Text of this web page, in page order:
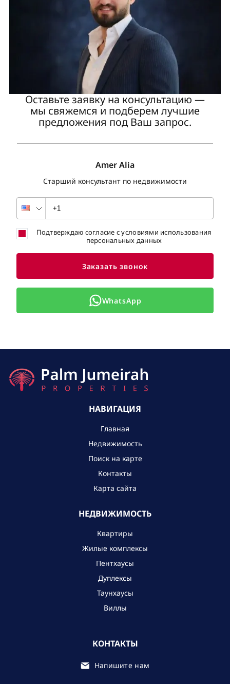
Оставьте заявку на консультацию —
мы свяжемся и подберем лучшие
предложения под Ваш запрос.
Amer Alia
Старший консультант по недвижимости
Подтверждаю согласие с условиями использования
персональных данных
Заказать звонок
WhatsApp
НАВИГАЦИЯ
Главная
Недвижимость
Поиск на карте
Контакты
Карта сайта
НЕДВИЖИМОСТЬ
Квартиры
Жилые комплексы
Пентхаусы
Дуплексы
Таунхаусы
Виллы
КОНТАКТЫ
Напишите нам